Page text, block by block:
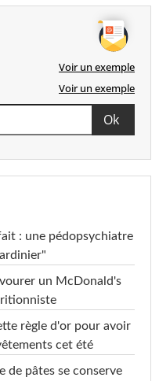
Voir un exemple
Voir un exemple
: une pédopsychiatre
un McDonald's
règle d'or pour avoir
cet été
de pâtes se conserve